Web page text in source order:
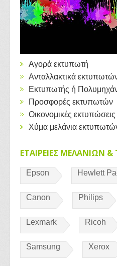
Αγορά εκτυπωτή
Ανταλλακτικά
Εκτυπωτής ή
Προσφορές εκτυπωτών
Οικονομικές εκτυπώσεις
Χύμα μελάνια
ΕΤΑΙΡΕΙΕΣ ΜΕΛΑΝΙΩΝ
Epson Hewlett
Canon Philips
Lexmark Ricoh
Samsung Xerox